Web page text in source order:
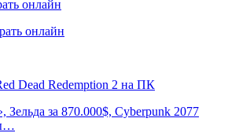
онлайн
онлайн
Dead Redemption 2 на ПК
за 870.000$, Cyberpunk 2077